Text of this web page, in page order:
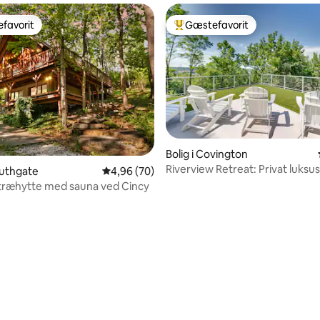
bedømmelse, 14 omtaler
4,96 ud af 5 i gennemsnitlig bedømmelse,
4,96 (70)
med sauna ved Cincy
Bedste gæstefavorit
Gæstefavorit
Bolig i Covington
Riverview Retreat: Privat